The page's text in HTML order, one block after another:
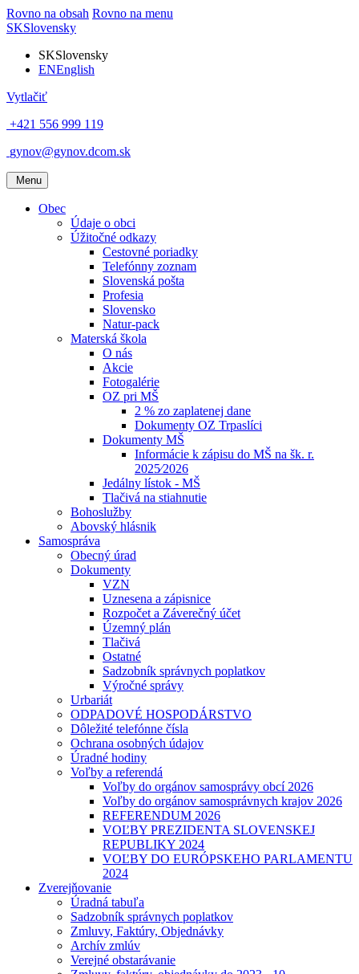
Rovno na obsah Rovno na menu
SKSlovensky
SKSlovensky
ENEnglish
Vytlačiť
+421 556 999 119
gynov@gynov.dcom.sk
Menu
Obec
Údaje o obci
Úžitočné odkazy
Cestovné poriadky
Telefónny zoznam
Slovenská pošta
Profesia
Slovensko
Natur-pack
Materská škola
O nás
Akcie
Fotogalérie
OZ pri MŠ
2 % zo zaplatenej dane
Dokumenty OZ Trpaslíci
Dokumenty MŠ
Informácie k zápisu do MŠ na šk. r.
2025⁄2026
Jedálny lístok - MŠ
Tlačivá na stiahnutie
Bohoslužby
Abovský hlásnik
Samospráva
Obecný úrad
Dokumenty
VZN
Uznesena a zápisnice
Rozpočet a Záverečný účet
Územný plán
Tlačivá
Ostatné
Sadzobník správnych poplatkov
Výročné správy
Urbariát
ODPADOVÉ HOSPODÁRSTVO
Dôležité telefónne čísla
Ochrana osobných údajov
Úradné hodiny
Voľby a referendá
Voľby do orgánov samosprávy obcí 2026
Voľby do orgánov samosprávnych krajov 2026
REFERENDUM 2026
VOĽBY PREZIDENTA SLOVENSKEJ
REPUBLIKY 2024
VOĽBY DO EURÓPSKEHO PARLAMENTU
2024
Zverejňovanie
Úradná tabuľa
Sadzobník správnych poplatkov
Zmluvy, Faktúry, Objednávky
Archív zmlúv
Verejné obstarávanie